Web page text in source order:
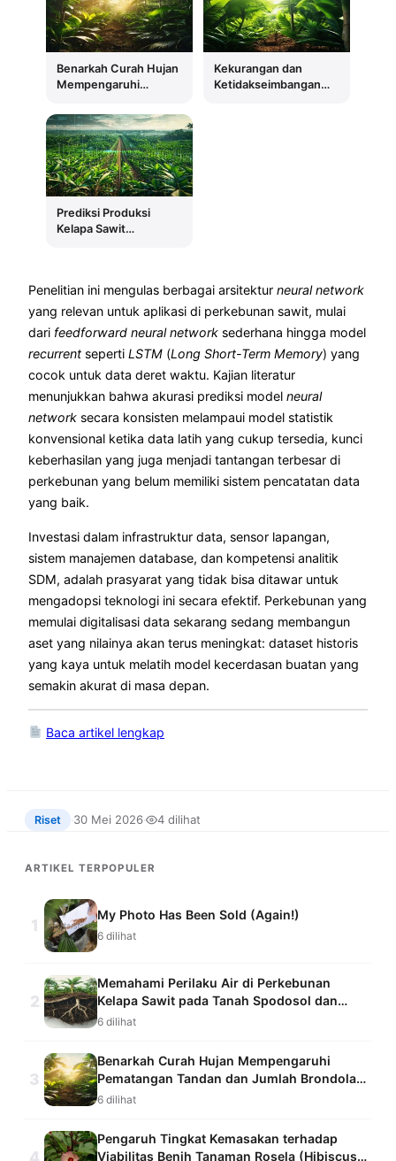
Benarkah Curah Hujan
Mempengaruhi
dan Jumlah Brondolan
Kelapa Sawit yang
Jatuh?
Kekurangan dan
Ketidakseimbangan
Prediksi Produksi
Kelapa Sawit
Term Memory (RNN-
LSTM)
Penelitian ini mengulas berbagai arsitektur neural network
yang relevan untuk aplikasi di perkebunan sawit, mulai
dari feedforward neural network sederhana hingga model
recurrent seperti LSTM (Long Short-Term Memory) yang
cocok untuk data deret waktu. Kajian literatur
menunjukkan bahwa akurasi prediksi model neural
network secara konsisten melampaui model statistik
konvensional ketika data latih yang cukup tersedia, kunci
keberhasilan yang juga menjadi tantangan terbesar di
perkebunan yang belum memiliki sistem pencatatan data
yang baik.
Investasi dalam infrastruktur data, sensor lapangan,
sistem manajemen database, dan kompetensi analitik
SDM, adalah prasyarat yang tidak bisa ditawar untuk
mengadopsi teknologi ini secara efektif. Perkebunan yang
memulai digitalisasi data sekarang sedang membangun
aset yang nilainya akan terus meningkat: dataset historis
yang kaya untuk melatih model kecerdasan buatan yang
semakin akurat di masa depan.
Baca artikel lengkap
Riset ·30 Mei 2026· 4 dilihat
ARTIKEL TERPOPULER
1
My Photo Has Been Sold (Again!)
6 dilihat
2
Memahami Perilaku Air di Perkebunan
Kelapa Sawit pada Tanah Spodosol dan
Ultisol dengan Sistem Pemantauan
6 dilihat
3
Benarkah Curah Hujan Mempengaruhi
Pematangan Tandan dan Jumlah Brondolan
Kelapa Sawit yang Jatuh?
6 dilihat
Pengaruh Tingkat Kemasakan terhadap
Viabilitas Benih Tanaman Rosela (Hibiscus